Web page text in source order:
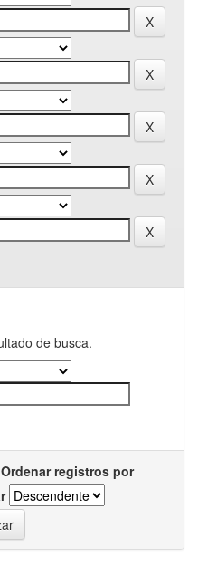
de busca.
Ordenar registros por